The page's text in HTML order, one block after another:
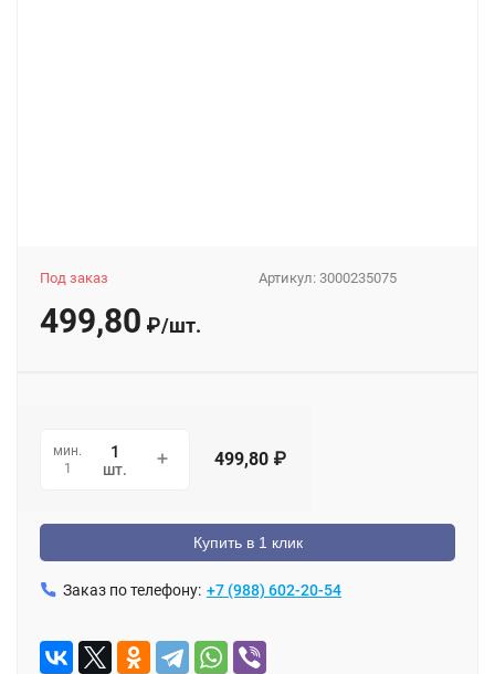
Артикул: 3000235075
Под заказ
499,80 ₽/шт.
мин.
1
шт. 499,80 ₽
Купить в 1 клик
Заказ по телефону: +7 (988) 602-20-54